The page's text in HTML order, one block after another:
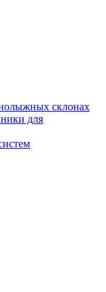
склонах
для